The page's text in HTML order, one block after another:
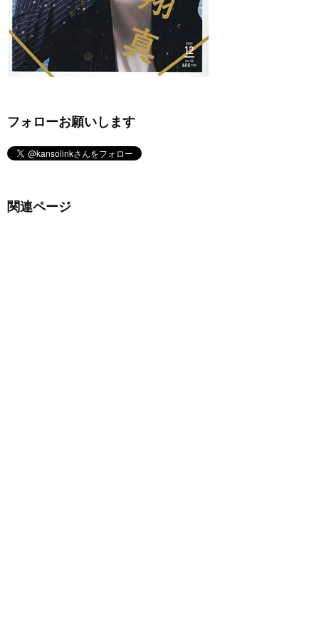
フォローお願いします
関連ページ